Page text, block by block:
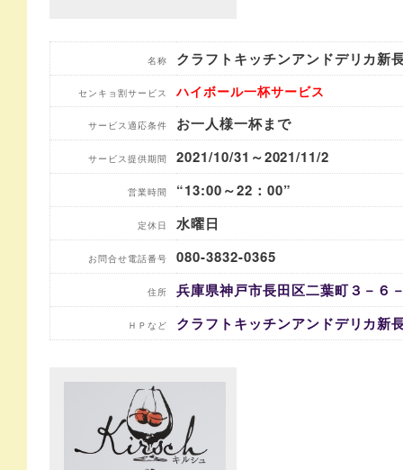
名称 クラフトキッチンアンドデリカ新
センキョ割サービス ハイボール一杯サービス
サービス適応条件 お一人様一杯まで
サービス提供期間 2021/10/31～2021/11/2
営業時間 “13:00～22：00”
定休日 水曜日
お問合せ電話番号 080-3832-0365
住所 兵庫県神戸市長田区二葉町３－６
ＨＰなど クラフトキッチンアンドデリカ新